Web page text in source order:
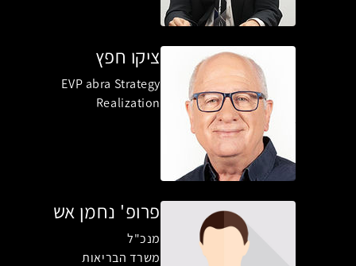
ציקו חפץ
EVP abra Strategy
Realization
פרופ' נחמן אש
מנכ"ל
משרד הבריאות